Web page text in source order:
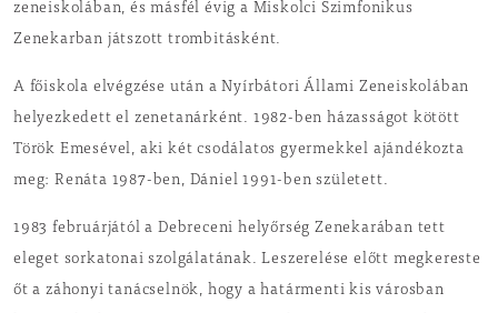
zeneiskolában, és másfél évig a Miskolci Szimfonikus
Zenekarban játszott trombitásként.
A főiskola elvégzése után a Nyírbátori Állami Zeneiskolában
helyezkedett el zenetanárként. 1982-ben házasságot kötött
Török Emesével, aki két csodálatos gyermekkel ajándékozta
meg: Renáta 1987-ben, Dániel 1991-ben született.
1983 februárjától a Debreceni helyőrség Zenekarában tett
eleget sorkatonai szolgálatának. Leszerelése előtt megkereste
őt a záhonyi tanácselnök, hogy a határmenti kis városban